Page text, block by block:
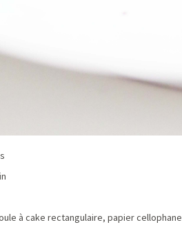
à cake rectangulaire, papier cellophane